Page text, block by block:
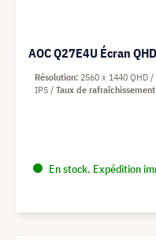
AOC Q27E4U Écran
En stock. Expédition
Résolution 2560 x 1440 QHD /
IPS
Taux de rafraîchissement